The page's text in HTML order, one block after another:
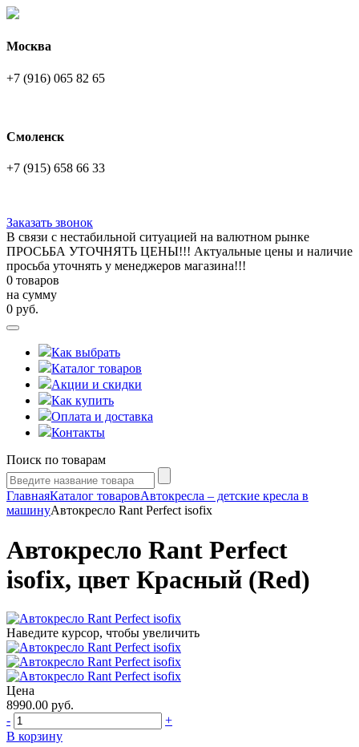
Москва
+7 (916) 065 82 65
Смоленск
+7 (915) 658 66 33
Заказать звонок
В связи с нестабильной ситуацией на валютном рынке
ПРОСЬБА УТОЧНЯТЬ ЦЕНЫ!!! Актуальные цены и наличие
просьба уточнять у менеджеров магазина!!!
0 товаров
на сумму
0 руб.
Как выбрать
Каталог товаров
Акции и скидки
Как купить
Оплата и доставка
Контакты
Поиск по товарам
ГлавнаяКаталог товаровАвтокресла – детские кресла в
машинуАвтокресло Rant Perfect isofix
Автокресло Rant Perfect
isofix, цвет Красный (Red)
Наведите курсор, чтобы увеличить
Цена
8990.00 руб.
-
+
В корзину